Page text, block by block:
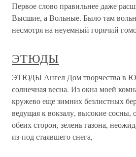
Первое слово правильнее даже
Высшие, а Вольные. Было там
несмотря на неуемный горячий
ЭТЮДЫ
ЭТЮДЫ Ангел Дом творчества в
солнечная весна. Из окна моей
кружево еще зимних безлистных
ведущая к вокзалу, высокие сосны,
обеих сторон, зелень газона,
из-под стаявшего снега,